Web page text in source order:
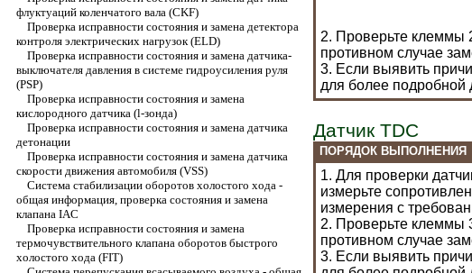
флуктуаций коленчатого вала (CKF)
Проверка исправности состояния и замена детектора
контроля электрических нагрузок (ELD)
Проверка исправности состояния и замена датчика-
выключателя давления в системе гидроусиления руля
(PSP)
Проверка исправности состояния и замена
кислородного датчика (l-зонда)
Проверка исправности состояния и замена датчика
детонации
Проверка исправности состояния и замена датчика
скорости движения автомобиля (VSS)
Система стабилизации оборотов холостого хода -
общая информация, проверка состояния и замена
клапана IAC
Проверка исправности состояния и замена
термочувствительного клапана оборотов быстрого
холостого хода (FIT)
2. Проверьте клеммы
противном случае
3. Если выявить
для более подробной
Датчик TDC
ПОРЯДОК ВЫПОЛНЕНИЯ
1. Для проверки
измерьте
измерения с
2. Проверьте клеммы
противном случае
3. Если выявить